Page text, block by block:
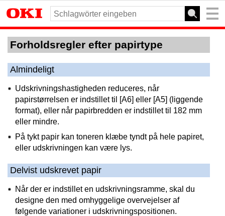
Forholdsregler efter papirtype
Almindeligt
Udskrivningshastigheden reduceres, når
papirstørrelsen er indstillet til [A6] eller [A5] (liggende
format), eller når papirbredden er indstillet til 182 mm
eller mindre.
På tykt papir kan toneren klæbe tyndt på hele papiret,
eller udskrivningen kan være lys.
Delvist udskrevet papir
Når der er indstillet en udskrivningsramme, skal du
designe den med omhyggelige overvejelser af
følgende variationer i udskrivningspositionen.